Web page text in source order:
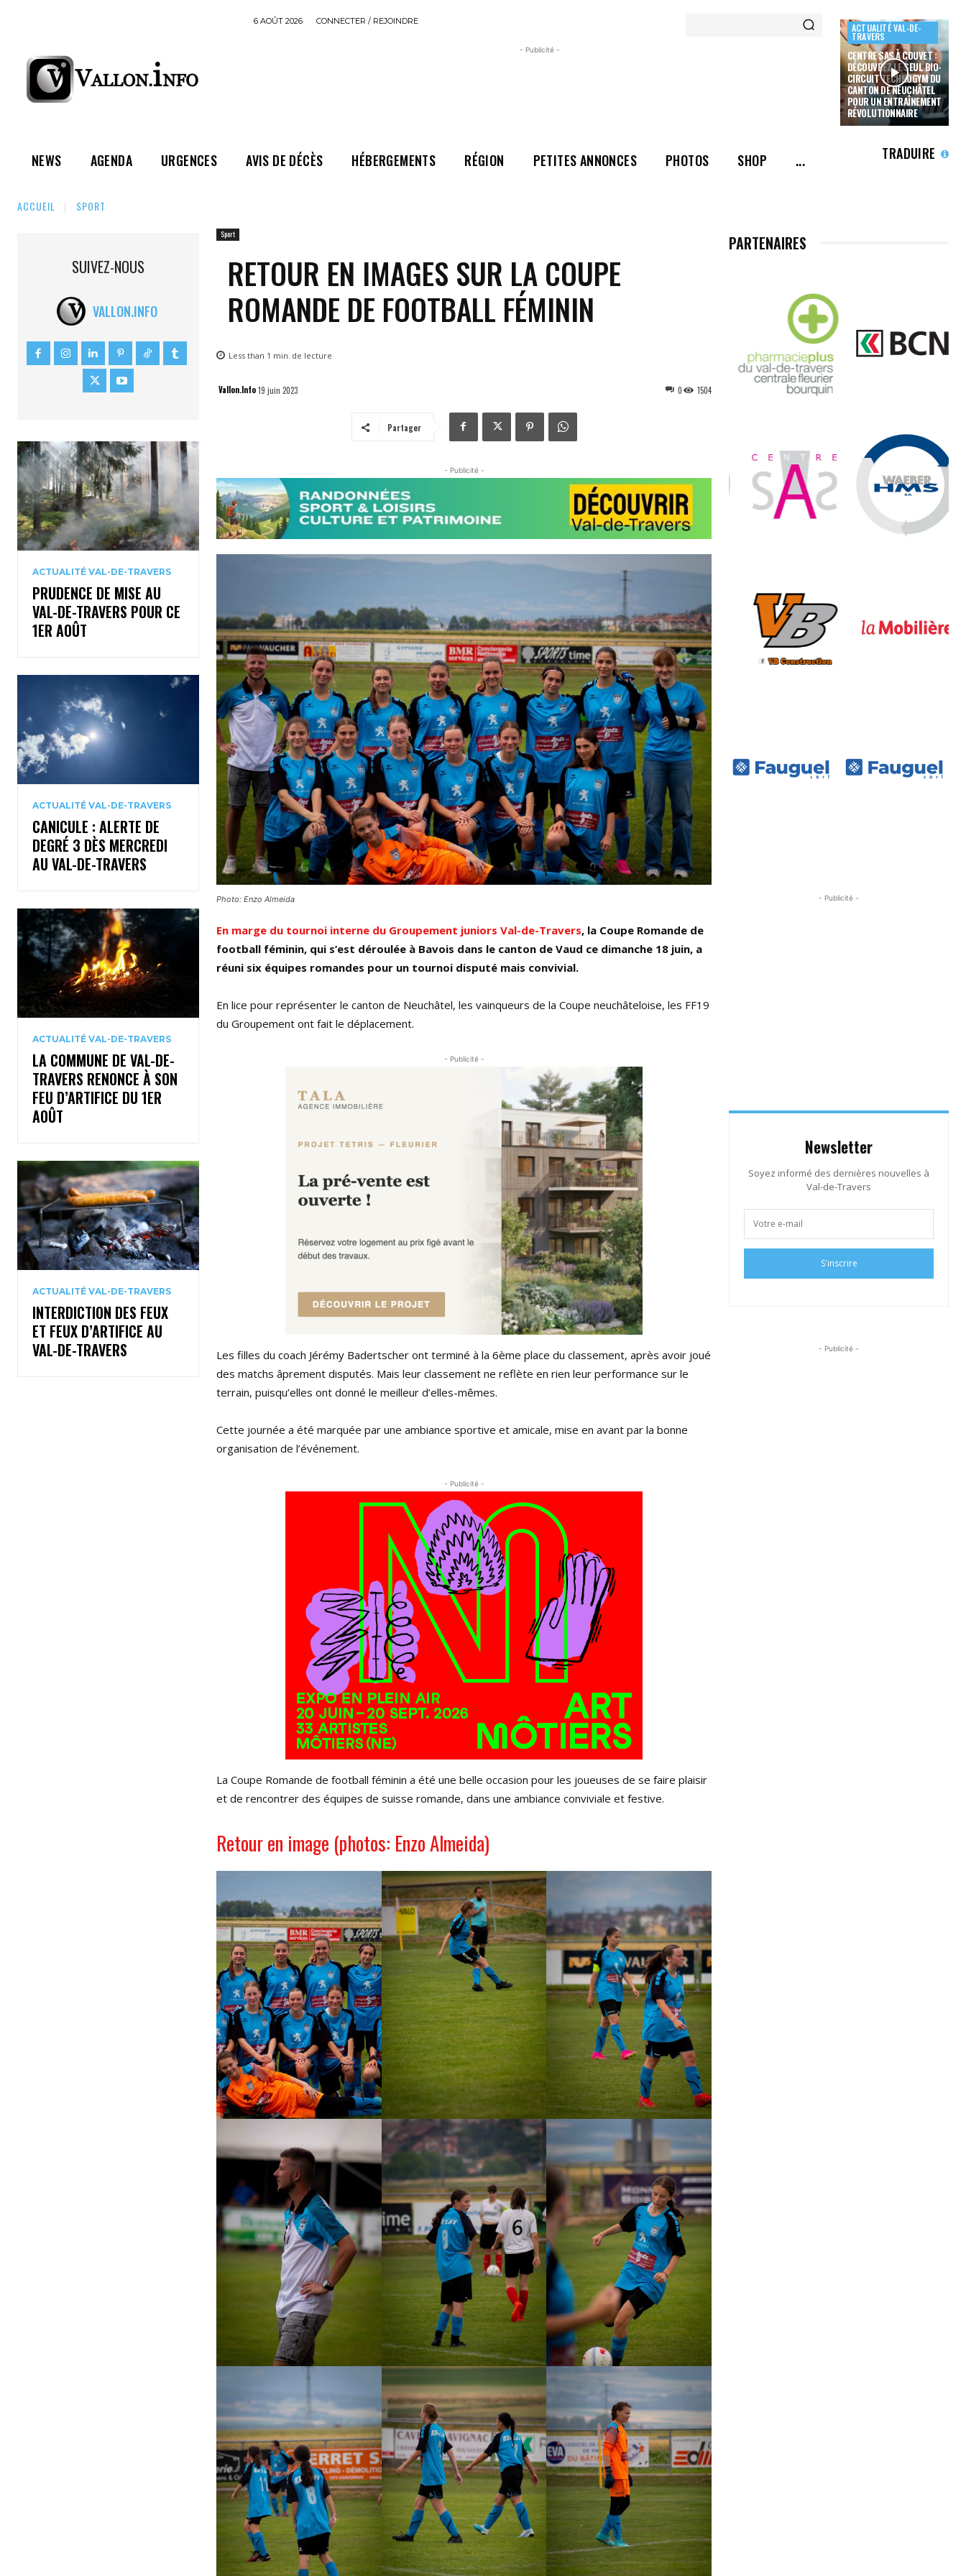
6 AOÛT 2026 CONNECTER / REJOINDRE
- Publicité -
ACTUALITÉ VAL-DE-
TRAVERS
CENTRE SAS À COUVET :
DÉCOUVREZ LE SEUL BIO-
CIRCUIT TECHNOGYM DU
CANTON DE NEUCHÂTEL
POUR UN ENTRAÎNEMENT
RÉVOLUTIONNAIRE
NEWS AGENDA URGENCES AVIS DE DÉCÈS HÉBERGEMENTS RÉGION PETITES ANNONCES PHOTOS SHOP ... TRADUIRE
ACCUEIL SPORT
SUIVEZ-NOUS
VALLON.INFO
ACTUALITÉ VAL-DE-TRAVERS
PRUDENCE DE MISE AU
VAL-DE-TRAVERS POUR CE
1ER AOÛT
ACTUALITÉ VAL-DE-TRAVERS
CANICULE : ALERTE DE
DEGRÉ 3 DÈS MERCREDI
AU VAL-DE-TRAVERS
ACTUALITÉ VAL-DE-TRAVERS
LA COMMUNE DE VAL-DE-
TRAVERS RENONCE À SON
FEU D’ARTIFICE DU 1ER
AOÛT
ACTUALITÉ VAL-DE-TRAVERS
INTERDICTION DES FEUX
ET FEUX D’ARTIFICE AU
VAL-DE-TRAVERS
Sport
RETOUR EN IMAGES SUR LA COUPE
ROMANDE DE FOOTBALL FÉMININ
Less than 1 min. de lecture
Vallon.Info19 juin 2023 1504
0
Partager
- Publicité -
Photo: Enzo Almeida
En marge du tournoi interne du Groupement juniors Val-de-Travers, la Coupe Romande de
football féminin, qui s’est déroulée à Bavois dans le canton de Vaud ce dimanche 18 juin, a
réuni six équipes romandes pour un tournoi disputé mais convivial.
En lice pour représenter le canton de Neuchâtel, les vainqueurs de la Coupe neuchâteloise, les FF19
du Groupement ont fait le déplacement.
- Publicité -
Les filles du coach Jérémy Badertscher ont terminé à la 6ème place du classement, après avoir joué
des matchs âprement disputés. Mais leur classement ne reflète en rien leur performance sur le
terrain, puisqu’elles ont donné le meilleur d’elles-mêmes.
Cette journée a été marquée par une ambiance sportive et amicale, mise en avant par la bonne
organisation de l’événement.
- Publicité -
La Coupe Romande de football féminin a été une belle occasion pour les joueuses de se faire plaisir
et de rencontrer des équipes de suisse romande, dans une ambiance conviviale et festive.
Retour en image (photos: Enzo Almeida)
PARTENAIRES
- Publicité -
Newsletter
Soyez informé des dernières nouvelles à
Val-de-Travers
S'inscrire
- Publicité -